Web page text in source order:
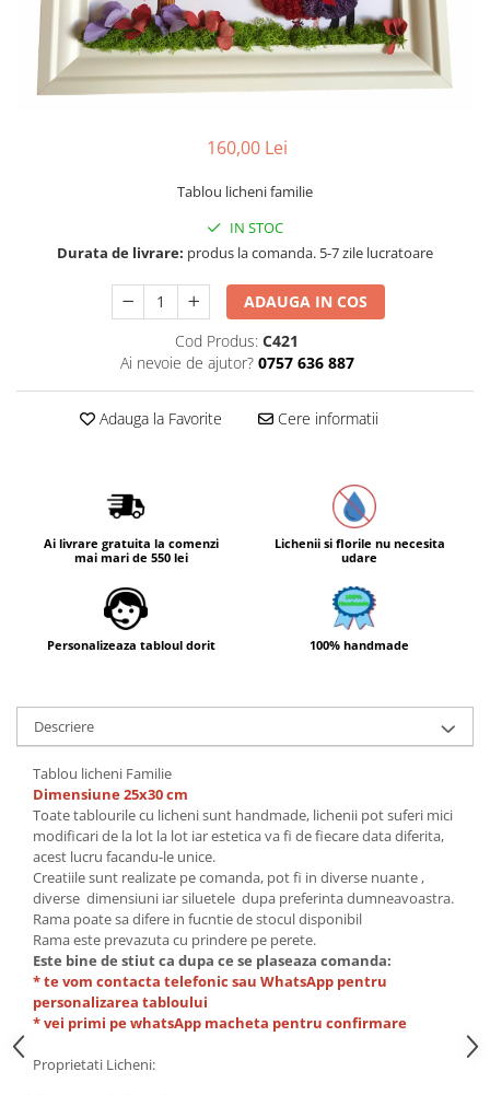
Tablou licheni pentru Barbati
Tablouri 40/30
Tablouri cu licheni pe canvas
Tablouri cu licheni pentru Nasi si
160,00 Lei
Tablou licheni familie
IN STOC
Durata de livrare: produs la comanda. 5-7 zile lucratoare
ADAUGA IN COS
Cod Produs: C421
Ai nevoie de ajutor? 0757 636 887
Adauga la Favorite Cere informatii
Ai livrare gratuita la comenzi
mai mari de 550 lei
Lichenii si florile nu necesita
udare
Personalizeaza tabloul dorit 100% handmade
Descriere
Tablou licheni Familie
Dimensiune 25x30 cm
Toate tablourile cu licheni sunt handmade, lichenii pot suferi mici
modificari de la lot la lot iar estetica va fi de fiecare data diferita,
acest lucru facandu-le unice.
Creatiile sunt realizate pe comanda, pot fi in diverse nuante ,
diverse dimensiuni iar siluetele dupa preferinta dumneavoastra.
Rama poate sa difere in fucntie de stocul disponibil
Rama este prevazuta cu prindere pe perete.
Este bine de stiut ca dupa ce se plaseaza comanda:
* te vom contacta telefonic sau WhatsApp pentru
personalizarea tabloului
* vei primi pe whatsApp macheta pentru confirmare
Proprietati Licheni: